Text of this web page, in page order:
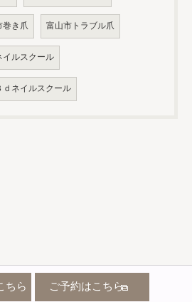
巻き爪 富山市トラブル爪
イルスクール
ｄネイルスクール
ちら ご予約はこちら